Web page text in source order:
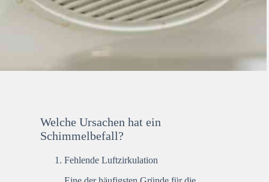
Welche Ursachen hat ein
Schimmelbefall?
Fehlende Luftzirkulation